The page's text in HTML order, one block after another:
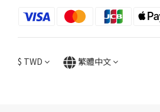
$ TWD 繁體中文